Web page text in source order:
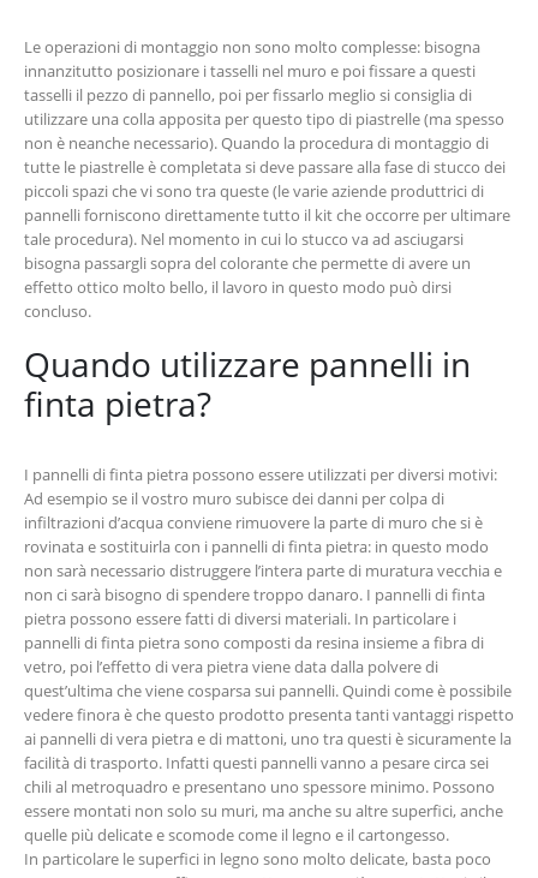
Le operazioni di montaggio non sono molto complesse: bisogna
innanzitutto posizionare i tasselli nel muro e poi fissare a questi
tasselli il pezzo di pannello, poi per fissarlo meglio si consiglia di
utilizzare una colla apposita per questo tipo di piastrelle (ma spesso
non è neanche necessario). Quando la procedura di montaggio di
tutte le piastrelle è completata si deve passare alla fase di stucco dei
piccoli spazi che vi sono tra queste (le varie aziende produttrici di
pannelli forniscono direttamente tutto il kit che occorre per ultimare
tale procedura). Nel momento in cui lo stucco va ad asciugarsi
bisogna passargli sopra del colorante che permette di avere un
effetto ottico molto bello, il lavoro in questo modo può dirsi
concluso.
Quando utilizzare pannelli in
finta pietra?
I pannelli di finta pietra possono essere utilizzati per diversi motivi:
Ad esempio se il vostro muro subisce dei danni per colpa di
infiltrazioni d’acqua conviene rimuovere la parte di muro che si è
rovinata e sostituirla con i pannelli di finta pietra: in questo modo
non sarà necessario distruggere l’intera parte di muratura vecchia e
non ci sarà bisogno di spendere troppo danaro. I pannelli di finta
pietra possono essere fatti di diversi materiali. In particolare i
pannelli di finta pietra sono composti da resina insieme a fibra di
vetro, poi l’effetto di vera pietra viene data dalla polvere di
quest’ultima che viene cosparsa sui pannelli. Quindi come è possibile
vedere finora è che questo prodotto presenta tanti vantaggi rispetto
ai pannelli di vera pietra e di mattoni, uno tra questi è sicuramente la
facilità di trasporto. Infatti questi pannelli vanno a pesare circa sei
chili al metroquadro e presentano uno spessore minimo. Possono
essere montati non solo su muri, ma anche su altre superfici, anche
quelle più delicate e scomode come il legno e il cartongesso.
In particolare le superfici in legno sono molto delicate, basta poco